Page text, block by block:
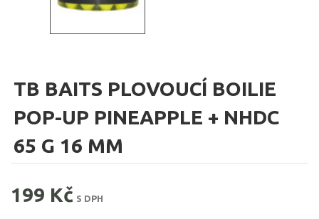
TB BAITS PLOVOUCÍ BOILIE
POP-UP PINEAPPLE + NHDC
65 G 16 MM
199 Kč S DPH